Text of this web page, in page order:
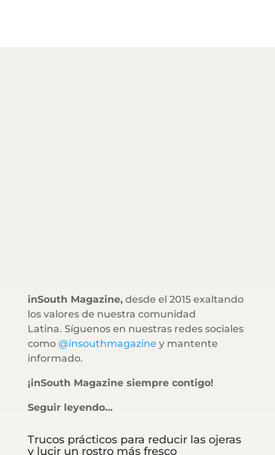
inSouth Magazine,desde el 2015 exaltando
los valores de nuestra comunidad
Latina. Síguenos en nuestras redes sociales
como @insouthmagazine y mantente
informado.
¡inSouth Magazine siempre contigo!
Seguir leyendo…
Trucos prácticos para reducir las ojeras
y lucir un rostro más fresco